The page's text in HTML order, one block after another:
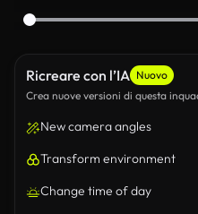
Ricreare con l’IA Nuovo
Crea nuove versioni di questa
New camera angles
Transform environment
Change time of day